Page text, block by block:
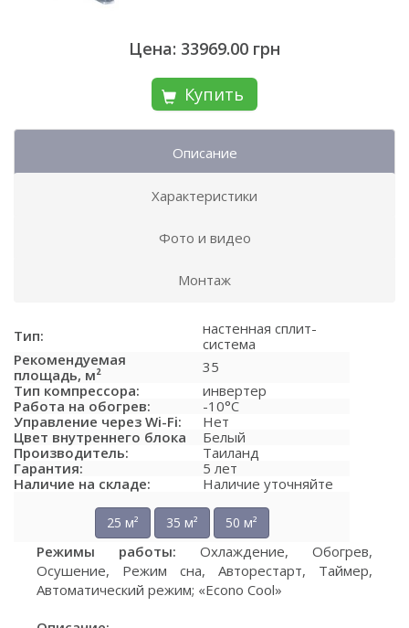
Цена: 33969.00 грн
Купить
Описание
Характеристики
Фото и видео
Монтаж
Тип:
настенная сплит-
система
Рекомендуемая
площадь, м²
35
Тип компрессора:
инвертер
Работа на обогрев:
-10°C
Управление через Wi-Fi:
Нет
Цвет внутреннего блока
Белый
Производитель:
Таиланд
Гарантия:
5 лет
Наличие на складе:
Наличие уточняйте
25 м² 35 м² 50 м²
Режимы работы: Охлаждение, Обогрев,
Осушение, Режим сна, Авторестарт, Таймер,
Автоматический режим; «Econo Cool»